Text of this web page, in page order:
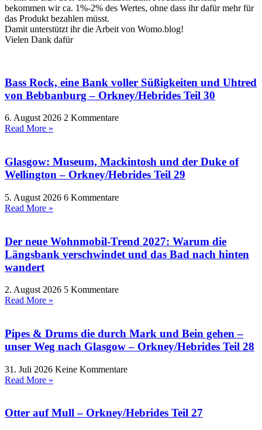
bekommen wir ca. 1%-2% des Wertes, ohne dass ihr dafür mehr für
das Produkt bezahlen müsst.
Damit unterstützt ihr die Arbeit von Womo.blog!
Vielen Dank dafür
Bass Rock, eine Bank voller Süßigkeiten und Uhtred
von Bebbanburg – Orkney/Hebrides Teil 30
6. August 2026 2 Kommentare
Read More »
Glasgow: Museum, Mackintosh und der Duke of
Wellington – Orkney/Hebrides Teil 29
5. August 2026 6 Kommentare
Read More »
Der neue Wohnmobil-Trend 2027: Warum die
Längsbank verschwindet und das Bad nach hinten
wandert
2. August 2026 5 Kommentare
Read More »
Pipes & Drums die durch Mark und Bein gehen –
unser Weg nach Glasgow – Orkney/Hebrides Teil 28
31. Juli 2026 Keine Kommentare
Read More »
Otter auf Mull – Orkney/Hebrides Teil 27